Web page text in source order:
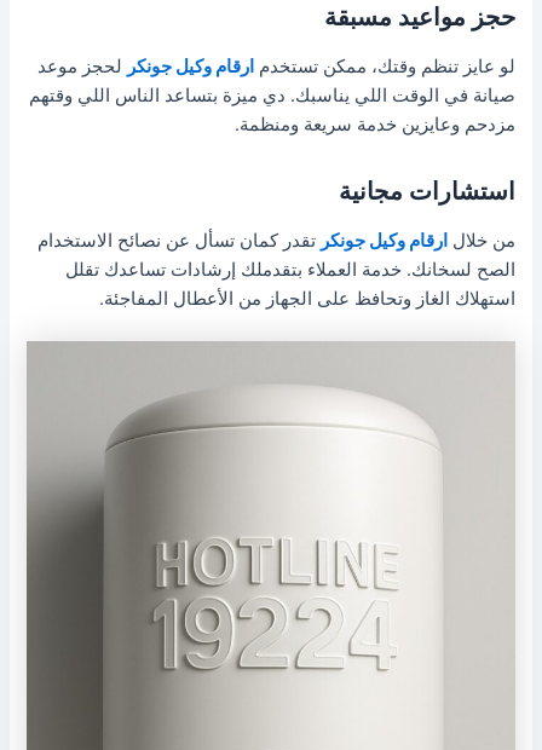
حجز مواعيد مسبقة
لو عايز تنظم وقتك، ممكن تستخدم ارقام وكيل جونكر لحجز موعد
صيانة في الوقت اللي يناسبك. دي ميزة بتساعد الناس اللي وقتهم
مزدحم وعايزين خدمة سريعة ومنظمة.
استشارات مجانية
من خلال ارقام وكيل جونكر تقدر كمان تسأل عن نصائح الاستخدام
الصح لسخانك. خدمة العملاء بتقدملك إرشادات تساعدك تقلل
استهلاك الغاز وتحافظ على الجهاز من الأعطال المفاجئة.